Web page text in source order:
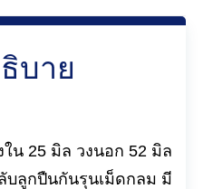
บาย
น 25 มิล วงนอก 52 มิล
บลูกปืนกันรุนเม็ดกลม มี